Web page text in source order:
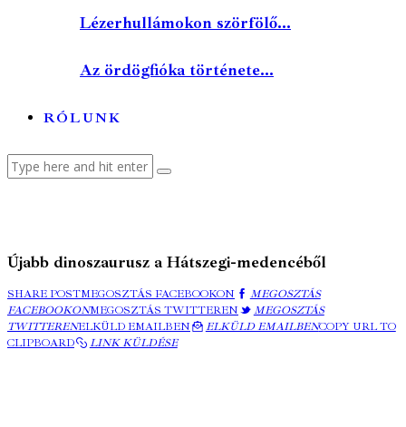
Lézerhullámokon szörfölő...
Az ördögfióka története...
RÓLUNK
Újabb dinoszaurusz a Hátszegi-medencéből
SHARE POSTMEGOSZTÁS FACEBOOKON
MEGOSZTÁS
FACEBOOKONMEGOSZTÁS TWITTEREN
MEGOSZTÁS
TWITTERENELKÜLD EMAILBEN ELKÜLD EMAILBENCOPY URL TO
CLIPBOARD
LINK KÜLDÉSE